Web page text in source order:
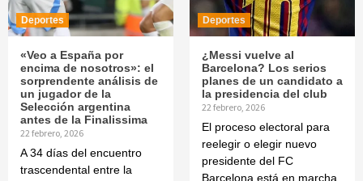
Deportes
«Veo a España por
encima de nosotros»: el
sorprendente análisis de
un jugador de la
Selección argentina
antes de la Finalissima
22 febrero, 2026
A 34 días del encuentro
trascendental entre la
Deportes
¿Messi vuelve al
Barcelona? Los serios
planes de un candidato a
la presidencia del club
22 febrero, 2026
El proceso electoral para
reelegir o elegir nuevo
presidente del FC
Barcelona está en marcha